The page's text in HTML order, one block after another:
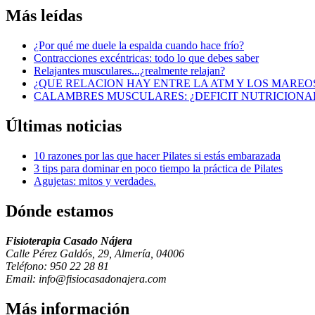
Más leídas
¿Por qué me duele la espalda cuando hace frío?
Contracciones excéntricas: todo lo que debes saber
Relajantes musculares...¿realmente relajan?
¿QUE RELACION HAY ENTRE LA ATM Y LOS
CALAMBRES MUSCULARES: ¿DEFICIT
Últimas noticias
10 razones por las que hacer Pilates si estás embarazada
3 tips para dominar en poco tiempo la práctica de Pilates
Agujetas: mitos y verdades.
Dónde estamos
Fisioterapia Casado Nájera
Calle Pérez Galdós, 29, Almería, 04006
Teléfono: 950 22 28 81
Email: info@fisiocasadonajera.com
Más información